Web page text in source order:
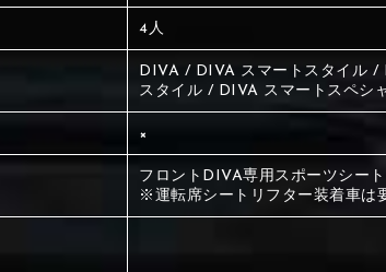
4人
DIVA / DIVA スマートスタイル /
スタイル / DIVA スマートスペシ
×
フロントDIVA専用スポーツシート
※運転席シートリフター装着車は